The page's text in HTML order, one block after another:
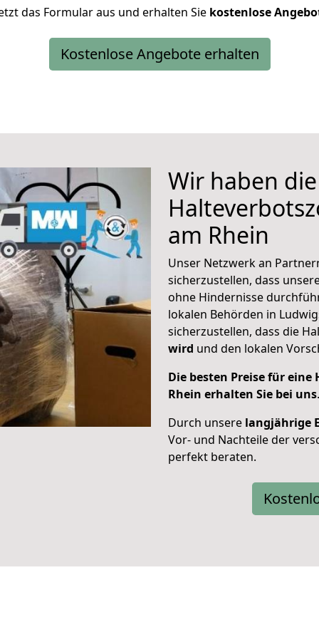
das Formular aus und erhalten Sie kostenlose
Kostenlose Angebote erhalten
Wir haben
am Rhein
Unser Netzwerk an
sicherzustellen, dass
ohne Hindernisse
lokalen Behörden in
sicherzustellen, dass die
wird und den lokalen
Die besten Preise für
Rhein erhalten Sie bei uns.
Durch unsere langjährige
Vor- und Nachteile der
perfekt beraten.